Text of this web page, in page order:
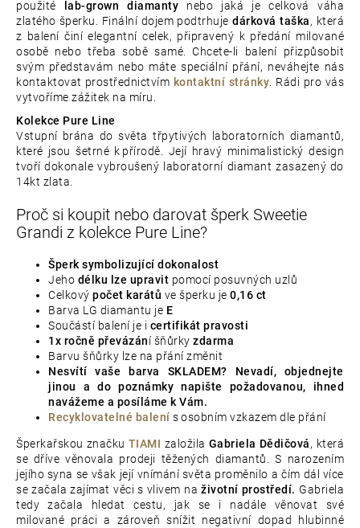
použité
lab-grown diamanty nebo jaká je celková váha
zlatého šperku. Finální dojem podtrhujedárková taška, která
z balení činí elegantní celek, připravený k předání milované
osobě nebo třeba sobě samé. Chcete-li balení přizpůsobit
svým představám nebo máte speciální přání, neváhejte nás
kontaktovat prostřednictvím kontaktní stránky. Rádi pro vás
vytvoříme zážitek na míru.
Kolekce Pure Line
Vstupní brána do světa třpytivých laboratorních diamantů,
které jsou šetrné k přírodě. Její hravý minimalistický design
tvoří dokonale vybroušený laboratorní diamant zasazený do
14kt zlata.
Proč si koupit nebo darovat šperk Sweetie
Grandi z kolekce Pure Line?
Šperk symbolizující dokonalost
Jeho délku lze upravit pomocí posuvných uzlů
Celkový počet karátů ve šperku je 0,16 ct
Barva LG diamantu je E
Součástí balení je i certifikát pravosti
1x ročně převázání šňůrky zdarma
Barvu šňůrky lze na přání změnit
Nesvítí vaše barva SKLADEM? Nevadí, objednejte
jinou a do poznámky napište požadovanou, ihned
navážeme a posíláme k Vám.
Recyklovatelné balení s osobním vzkazem dle přání
Šperkařskou značku TIAMI založila Gabriela Dědičová, která
se dříve věnovala prodeji těžených diamantů. S narozením
jejího syna se však její vnímání světa proměnilo a čím dál více
se začala zajímat věci s vlivem naživotní prostředí. Gabriela
tedy začala hledat cestu, jak se i nadále věnovat své
milované práci a zároveň snížit negativní dopad hlubinné